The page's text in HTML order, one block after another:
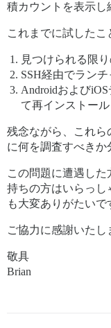
積カウントを表示し
これまでに試したこ
見つけられる限
SSH経由でラン
Androidおよび
て再インストール
残念ながら、これら
に何を調査すべきか
この問題に遭遇し
持ちの方はいらっし
も大変ありがたいで
ご協力に感謝いたし
敬具
Brian